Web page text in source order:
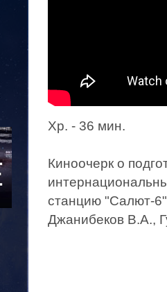
Хр. - 36 мин.
Киноочерк о
станцию "Салют-
Джанибеков В.А.,